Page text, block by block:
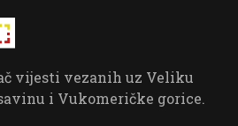
vijesti vezanih uz Veliku
i Vukomeričke gorice.